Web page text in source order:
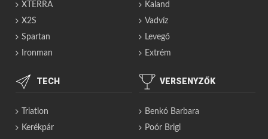
XTERRA
X2S
Spartan
Ironman
Kaland
Vadvíz
Levegő
Extrém
TECH
Triatlon
Kerékpár
VERSENYZŐK
Benkó Barbara
Poór Brigi